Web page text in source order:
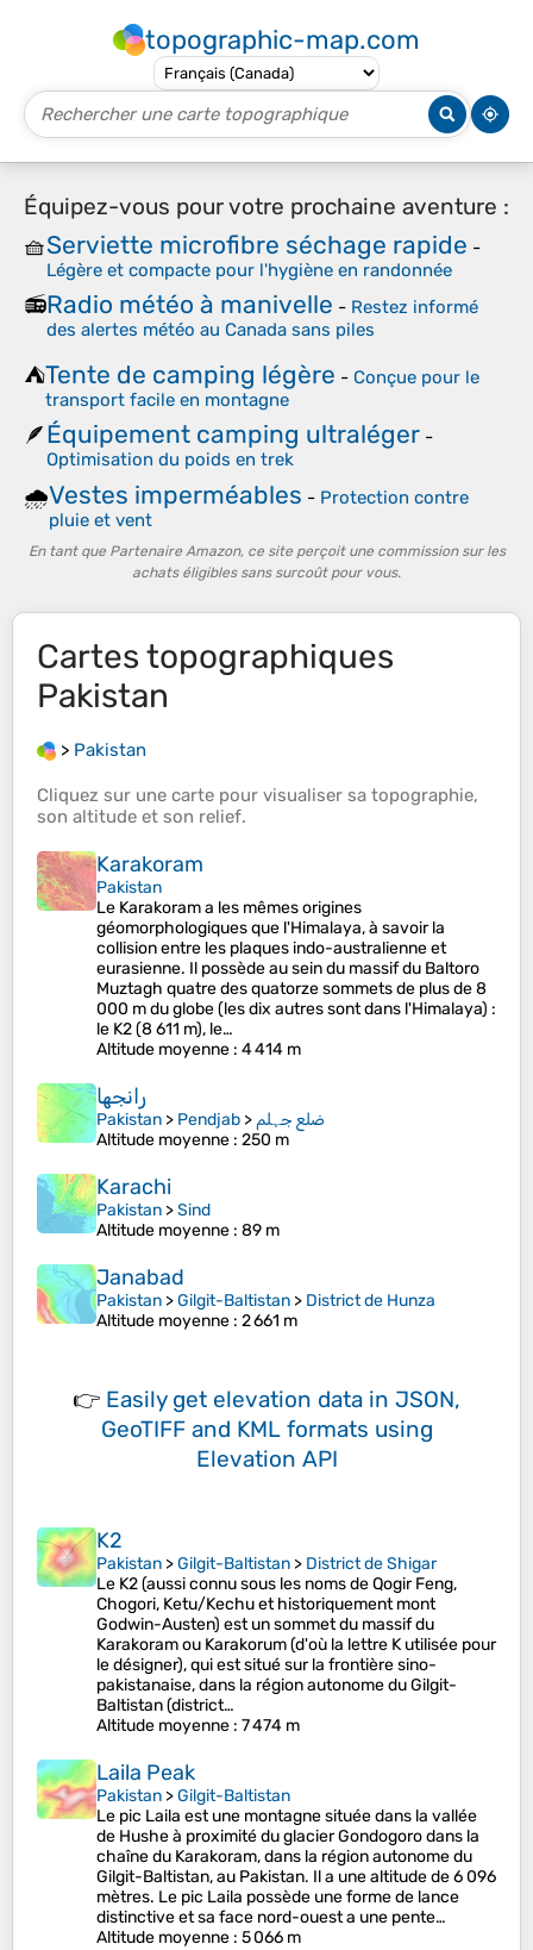
topographic-map.com
Équipez-vous pour votre prochaine aventure :
🧺Serviette microfibre séchage rapide -
Légère et compacte pour l'hygiène en randonnée
📻Radio météo à manivelle - Restez informé
des alertes météo au Canada sans piles
⛺Tente de camping légère - Conçue pour le
transport facile en montagne
🪶Équipement camping ultraléger -
Optimisation du poids en trek
🌧️Vestes imperméables - Protection contre
pluie et vent
En tant que Partenaire Amazon, ce site perçoit une commission sur les
achats éligibles sans surcoût pour vous.
Cartes topographiques
Pakistan
> Pakistan
Cliquez sur une carte pour visualiser sa topographie,
son altitude et son relief.
Karakoram
Pakistan
Le Karakoram a les mêmes origines
géomorphologiques que l'Himalaya, à savoir la
collision entre les plaques indo-australienne et
eurasienne. Il possède au sein du massif du Baltoro
Muztagh quatre des quatorze sommets de plus de 8
000 m du globe (les dix autres sont dans l'Himalaya) :
le K2 (8 611 m), le…
Altitude moyenne : 4 414 m
رانجھا
Pakistan > Pendjab > ضلع جہلم
Altitude moyenne : 250 m
Karachi
Pakistan >Sind
Altitude moyenne : 89 m
Janabad
Pakistan >Gilgit-Baltistan > District de Hunza
Altitude moyenne : 2 661 m
👉 Easily get elevation data in JSON,
GeoTIFF and KML formats using
Elevation API
K2
Pakistan >Gilgit-Baltistan > District de Shigar
Le K2 (aussi connu sous les noms de Qogir Feng,
Chogori, Ketu/Kechu et historiquement mont
Godwin-Austen) est un sommet du massif du
Karakoram ou Karakorum (d'où la lettre K utilisée pour
le désigner), qui est situé sur la frontière sino-
pakistanaise, dans la région autonome du Gilgit-
Baltistan (district…
Altitude moyenne : 7 474 m
Laila Peak
Pakistan >Gilgit-Baltistan
Le pic Laila est une montagne située dans la vallée
de Hushe à proximité du glacier Gondogoro dans la
chaîne du Karakoram, dans la région autonome du
Gilgit-Baltistan, au Pakistan. Il a une altitude de 6 096
mètres. Le pic Laila possède une forme de lance
distinctive et sa face nord-ouest a une pente…
Altitude moyenne : 5 066 m